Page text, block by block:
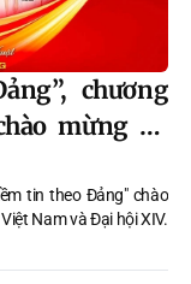
chương
mừng 96
tin theo Đảng" chào
Nam và Đại hội XIV.